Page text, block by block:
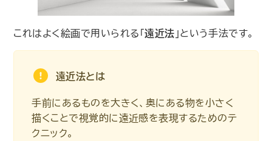
これはよく絵画で用いられる｢遠近法 ｣という手法です。
遠近法とは
手前にあるものを大きく、奥にある物を小さく
描くことで視覚的に遠近感を表現するためのテ
クニック。